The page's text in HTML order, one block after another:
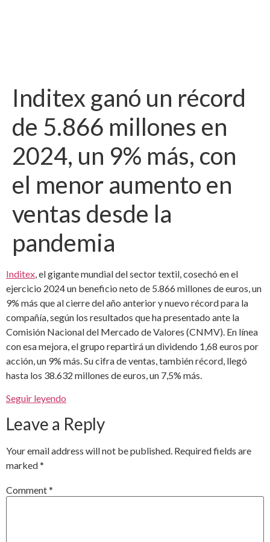
Inditex ganó un récord
de 5.866 millones en
2024, un 9% más, con
el menor aumento en
ventas desde la
pandemia
Inditex , el gigante mundial del sector textil, cosechó en el
ejercicio 2024 un beneficio neto de 5.866 millones de euros, un
9% más que al cierre del año anterior y nuevo récord para la
compañía, según los resultados que ha presentado ante la
Comisión Nacional del Mercado de Valores (CNMV). En línea
con esa mejora, el grupo repartirá un dividendo 1,68 euros por
acción, un 9% más. Su cifra de ventas, también récord, llegó
hasta los 38.632 millones de euros, un 7,5% más.
Seguir leyendo
Leave a Reply
Your email address will not be published. Required fields are
marked*
Comment*